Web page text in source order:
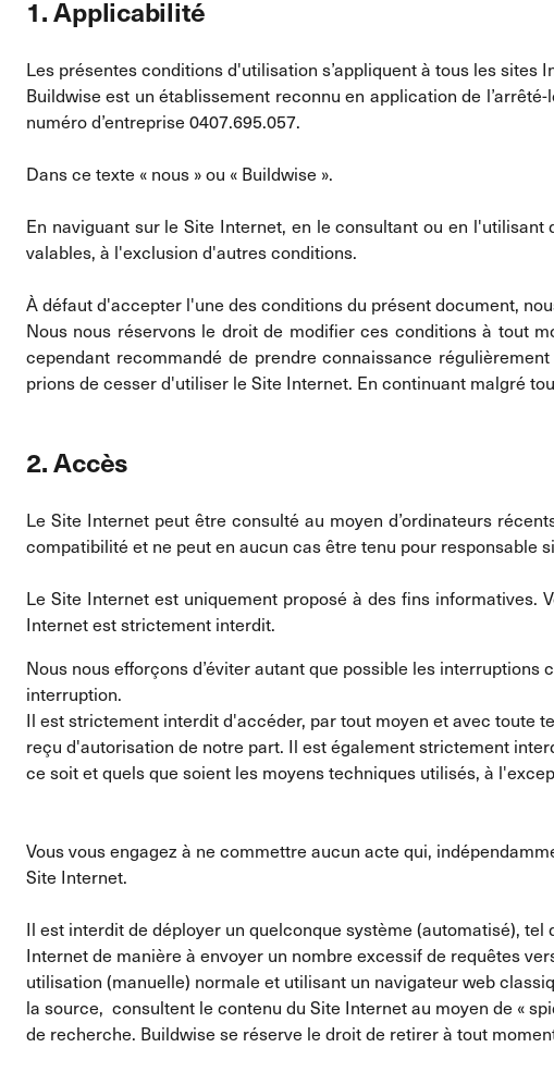
1. Applicabilité
Les présentes conditions d'utilisation s’appliquent à tous les sites
Buildwise est un établissement reconnu en application de
numéro d’entreprise 0407.695.057.
Dans ce texte « nous » ou « Buildwise ».
En naviguant sur le Site Internet, en le consultant ou en
valables, à l'exclusion d'autres conditions.
À défaut d'accepter l'une des conditions du présent document,
Nous nous réservons le droit de modifier ces conditions à tout
cependant recommandé de prendre connaissance
prions de cesser d'utiliser le Site Internet. En continuant malgré
2. Accès
Le Site Internet peut être consulté au moyen d’ordinateurs
compatibilité et ne peut en aucun cas être tenu pour responsable
Le Site Internet est uniquement proposé à des fins
Internet est strictement interdit.
Nous nous efforçons d’éviter autant que possible les
interruption.
Il est strictement interdit d'accéder, par tout moyen et avec toute
reçu d'autorisation de notre part. Il est également strictement
ce soit et quels que soient les moyens techniques utilisés, à
Vous vous engagez à ne commettre aucun acte qui,
Site Internet.
Il est interdit de déployer un quelconque système (automatisé), tel
Internet de manière à envoyer un nombre excessif de requêtes
utilisation (manuelle) normale et utilisant un navigateur web
la source, consultent le contenu du Site Internet au moyen de «
de recherche. Buildwise se réserve le droit de retirer à tout